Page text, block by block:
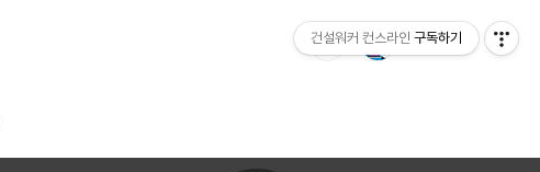
건설워커 컨스라인 구독하기